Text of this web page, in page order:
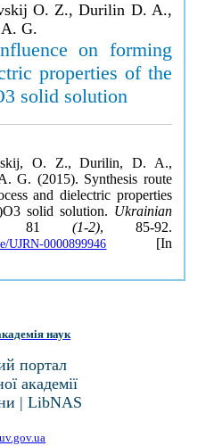
O. Z., Durilin D. A.,
G.
on forming
properties of the
solid solution
O. Z., Durilin, D. A.,
G. (2015). Synthesis route
and dielectric properties
solid solution. Ukrainian
81 (1-2), 85-92.
UJRN-0000899946 [In
наук
портал
академії
| LibNAS